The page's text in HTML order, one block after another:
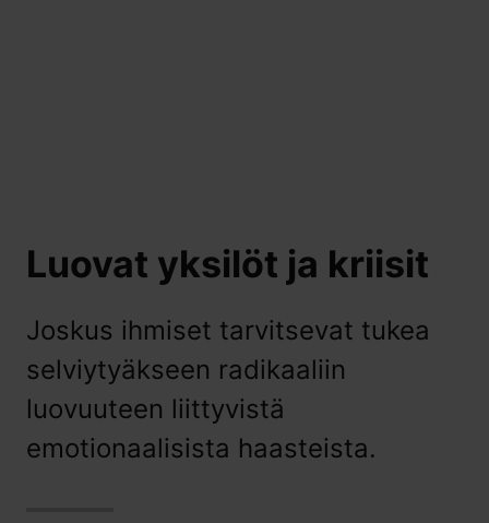
Luovat yksilöt ja kriisit
Joskus ihmiset tarvitsevat tukea
selviytyäkseen radikaaliin
luovuuteen liittyvistä
emotionaalisista haasteista.